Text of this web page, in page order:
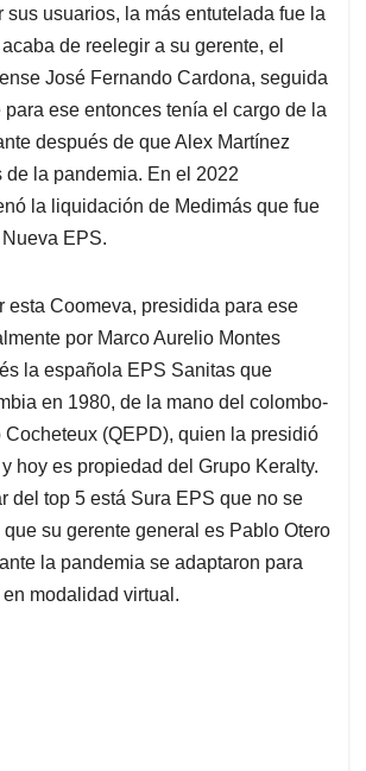
sus usuarios, la más entutelada fue la
de reelegir a su gerente, el
José Fernando Cardona, seguida
ese entonces tenía el cargo de la
después de que Alex Martínez
de la pandemia. En el 2022
la liquidación de Medimás que fue
EPS.
esta Coomeva, presidida para ese
por Marco Aurelio Montes
la española EPS Sanitas que
en 1980, de la mano del colombo-
(QEPD), quien la presidió
hoy es propiedad del Grupo Keralty.
del top 5 está Sura EPS que no se
su gerente general es Pablo Otero
la pandemia se adaptaron para
modalidad virtual.